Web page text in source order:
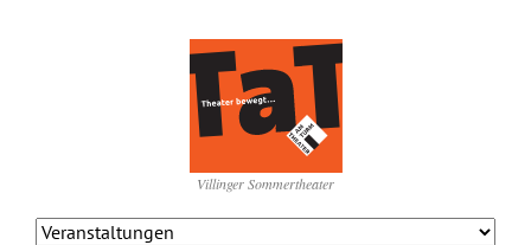
Villinger Sommertheater